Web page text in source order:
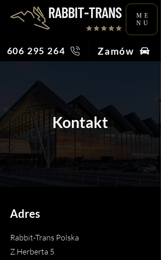
ME
NU
606 295 264 Zamów
Kontakt
Adres
Rabbit-Trans Polska
Z.Herberta 5